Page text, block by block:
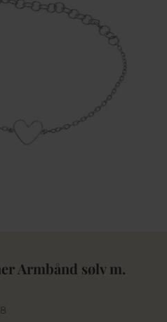
Armbånd sølv m.